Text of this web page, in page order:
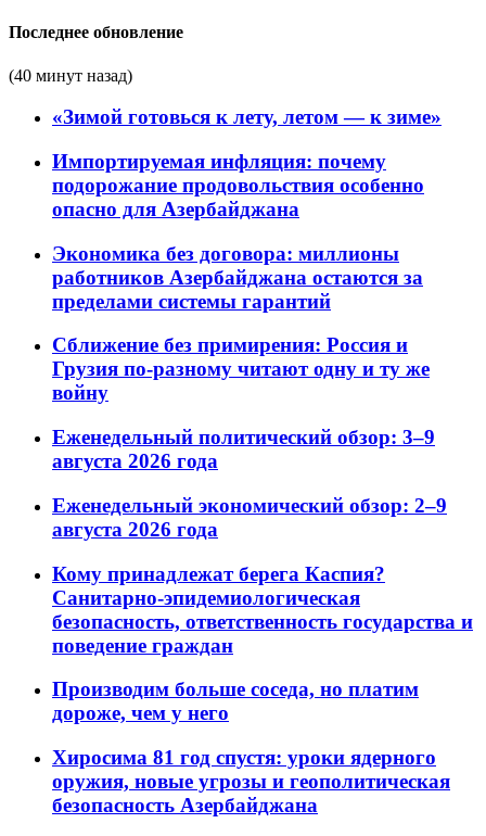
Последнее обновление
(40 минут назад)
«Зимой готовься к лету, летом — к зиме»
Импортируемая инфляция: почему
подорожание продовольствия особенно
опасно для Азербайджана
Экономика без договора: миллионы
работников Азербайджана остаются за
пределами системы гарантий
Сближение без примирения: Россия и
Грузия по-разному читают одну и ту же
войну
Еженедельный политический обзор: 3–9
августа 2026 года
Еженедельный экономический обзор: 2–9
августа 2026 года
Кому принадлежат берега Каспия?
Санитарно-эпидемиологическая
безопасность, ответственность государства и
поведение граждан
Производим больше соседа, но платим
дороже, чем у него
Хиросима 81 год спустя: уроки ядерного
оружия, новые угрозы и геополитическая
безопасность Азербайджана